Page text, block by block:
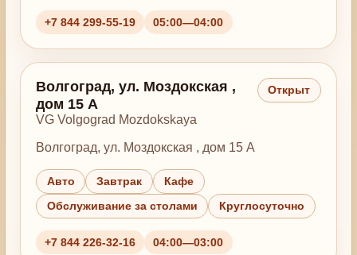
+7 844 299-55-19 05:00—04:00
Волгоград, ул. Моздокская ,
дом 15 А
VG Volgograd Mozdokskaya
Открыт
Волгоград, ул. Моздокская , дом 15 А
Авто Завтрак Кафе
Обслуживание за столами Круглосуточно
+7 844 226-32-16 04:00—03:00